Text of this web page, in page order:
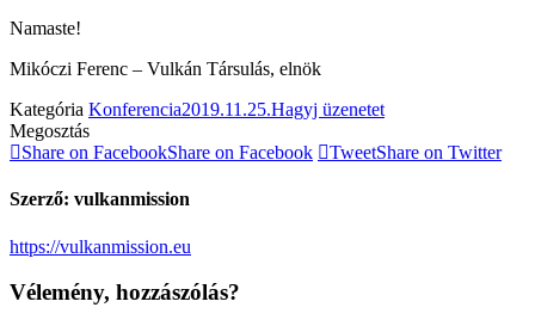
Namaste!
Mikóczi Ferenc – Vulkán Társulás, elnök
Kategória Konferencia2019.11.25.Hagyj üzenetet
Megosztás
Share on FacebookShare on Facebook TweetShare on Twitter
Szerző: vulkanmission
https://vulkanmission.eu
Vélemény, hozzászólás?